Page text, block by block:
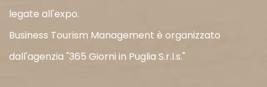
legate all'expo.
Business Tourism Management è organizzato
dall'agenzia "365 Giorni in Puglia S.r.l.s."